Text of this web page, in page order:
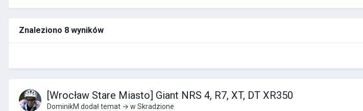
Znaleziono 8 wyników
[Wrocław Stare Miasto] Giant NRS 4, R7, XT, DT XR350
DominikM dodał temat → w Skradzione